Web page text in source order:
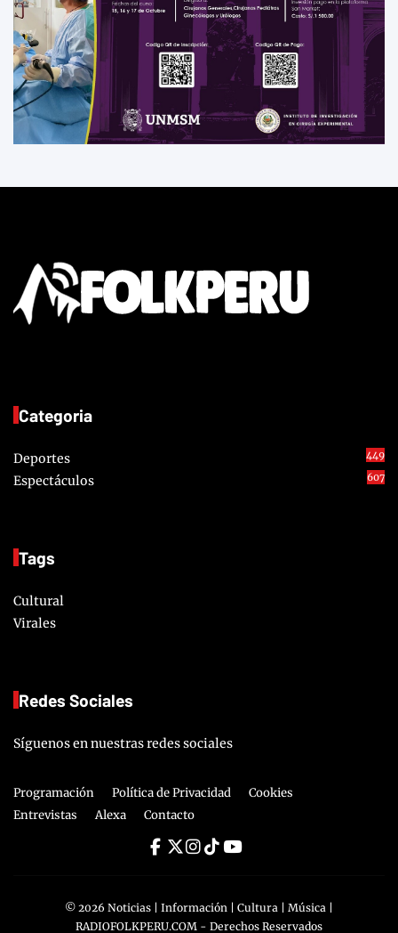
Categoria
Deportes 449
Espectáculos 607
Tags
Cultural
Virales
Redes Sociales
Síguenos en nuestras redes sociales
Programación Política de Privacidad
Cookies
Entrevistas
Alexa Contacto
© 2026 Noticias | Información | Cultura | Música |
RADIOFOLKPERU.COM - Derechos Reservados